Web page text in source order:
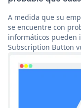
A medida que su
se encuentre con
informáticos pueden
Subscription Button